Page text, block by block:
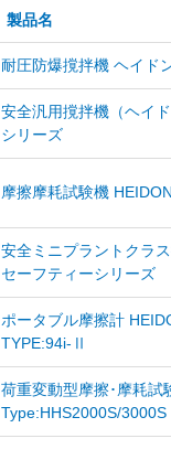
製品名
耐圧防爆撹拌機 ヘイド
安全汎用撹拌機（ヘイ
シリーズ
摩擦摩耗試験機
安全ミニプラントクラ
セーフティーシリーズ
ポータブル摩擦計
TYPE:94i-Ⅱ
荷重変動型摩擦･摩耗試
Type:HHS2000S/3000S